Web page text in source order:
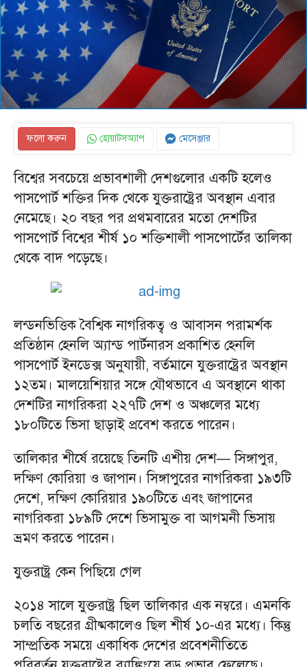
ফলো করুন হোয়াটসঅ্যাপ মেসেঞ্জার
বিশ্বের সবচেয়ে প্রভাবশালী দেশগুলোর একটি হলেও
পাসপোর্ট শক্তির দিক থেকে যুক্তরাষ্ট্রের অবস্থান এবার
নেমেছে। ২০ বছর পর প্রথমবারের মতো দেশটির
পাসপোর্ট বিশ্বের শীর্ষ ১০ শক্তিশালী পাসপোর্টের তালিকা
থেকে বাদ পড়েছে।
লন্ডনভিত্তিক বৈশ্বিক নাগরিকত্ব ও আবাসন পরামর্শক
প্রতিষ্ঠান হেনলি অ্যান্ড পার্টনারস প্রকাশিত হেনলি
পাসপোর্ট ইনডেক্স অনুযায়ী, বর্তমানে যুক্তরাষ্ট্রের অবস্থান
১২তম। মালয়েশিয়ার সঙ্গে যৌথভাবে এ অবস্থানে থাকা
দেশটির নাগরিকরা ২২৭টি দেশ ও অঞ্চলের মধ্যে
১৮০টিতে ভিসা ছাড়াই প্রবেশ করতে পারেন।
তালিকার শীর্ষে রয়েছে তিনটি এশীয় দেশ— সিঙ্গাপুর,
দক্ষিণ কোরিয়া ও জাপান। সিঙ্গাপুরের নাগরিকরা ১৯৩টি
দেশে, দক্ষিণ কোরিয়ার ১৯০টিতে এবং জাপানের
নাগরিকরা ১৮৯টি দেশে ভিসামুক্ত বা আগমনী ভিসায়
ভ্রমণ করতে পারেন।
যুক্তরাষ্ট্র কেন পিছিয়ে গেল
২০১৪ সালে যুক্তরাষ্ট্র ছিল তালিকার এক নম্বরে। এমনকি
চলতি বছরের গ্রীষ্মকালেও ছিল শীর্ষ ১০-এর মধ্যে। কিন্তু
সাম্প্রতিক সময়ে একাধিক দেশের প্রবেশনীতিতে